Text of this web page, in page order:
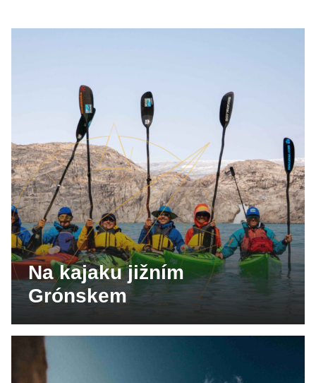
Na kajaku jižním
Grónskem